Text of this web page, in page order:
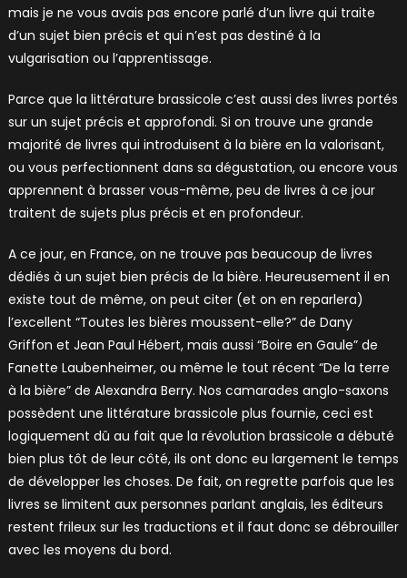
mais je ne vous avais pas encore parlé d’un livre qui traite
d’un sujet bien précis et qui n’est pas destiné à la
vulgarisation ou l’apprentissage.
Parce que la littérature brassicole c’est aussi des livres portés
sur un sujet précis et approfondi. Si on trouve une grande
majorité de livres qui introduisent à la bière en la valorisant,
ou vous perfectionnent dans sa dégustation, ou encore vous
apprennent à brasser vous-même, peu de livres à ce jour
traitent de sujets plus précis et en profondeur.
A ce jour, en France, on ne trouve pas beaucoup de livres
dédiés à un sujet bien précis de la bière. Heureusement il en
existe tout de même, on peut citer (et on en reparlera)
l’excellent “Toutes les bières moussent-elle?” de Dany
Griffon et Jean Paul Hébert, mais aussi “Boire en Gaule” de
Fanette Laubenheimer, ou même le tout récent “De la terre
à la bière” de Alexandra Berry. Nos camarades anglo-saxons
possèdent une littérature brassicole plus fournie, ceci est
logiquement dû au fait que la révolution brassicole a débuté
bien plus tôt de leur côté, ils ont donc eu largement le temps
de développer les choses. De fait, on regrette parfois que les
livres se limitent aux personnes parlant anglais, les éditeurs
restent frileux sur les traductions et il faut donc se débrouiller
avec les moyens du bord.